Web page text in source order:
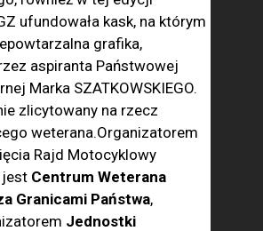
ufundowała kask, na którym
grafika,
aspiranta Państwowej
Marka SZATKOWSKIEGO.
zlicytowany na rzecz
weterana.Organizatorem
Rajd Motocyklowy
jest Centrum Weterana
Granicami Państwa,
Jednostki